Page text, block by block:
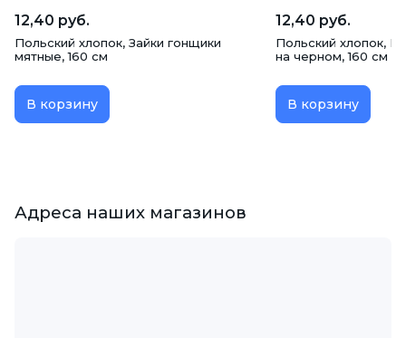
12,40 руб.
Польский хлопок, Зайки гонщики
мятные, 160 см
В корзину
12,40 руб.
Польский хлопок,
на черном, 160 см
В корзину
Адреса наших магазинов